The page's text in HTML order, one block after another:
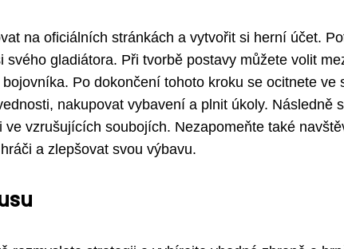
na oficiálních stránkách a vytvořit si herní účet.
gladiátora. Při tvorbě postavy můžete volit
Po dokončení tohoto kroku se ocitnete ve
nakupovat vybavení a plnit úkoly. Následně
vzrušujících soubojích. Nezapomeňte také
a zlepšovat svou výbavu.